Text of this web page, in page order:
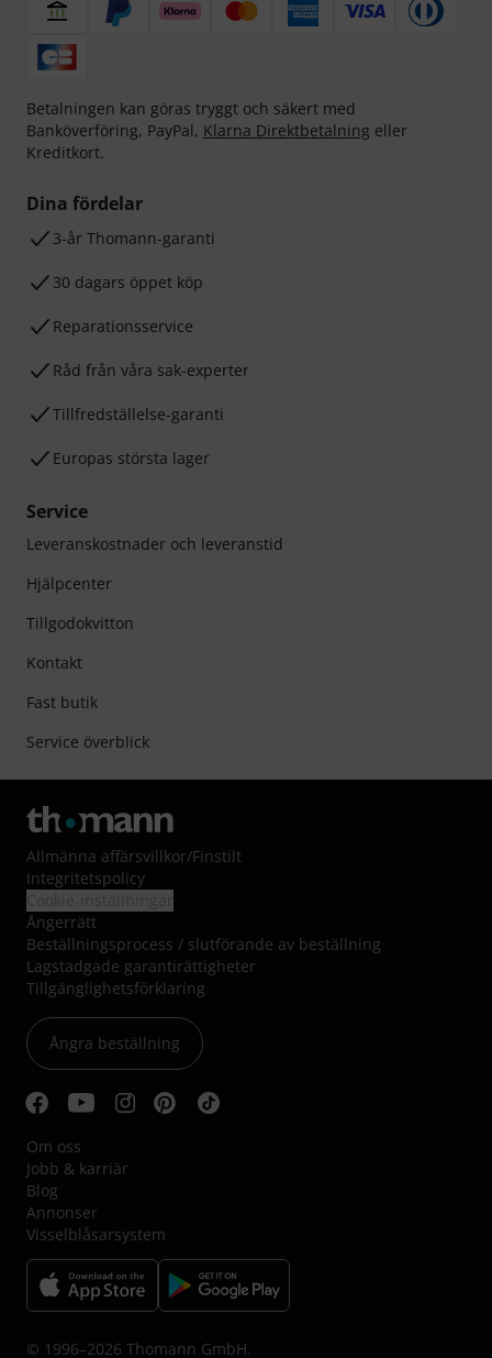
Betalningen kan göras tryggt och säkert med
Banköverföring, PayPal, Klarna Direktbetalning eller
Kreditkort.
Dina fördelar
3-år Thomann-garanti
30 dagars öppet köp
Reparationsservice
Råd från våra sak-experter
Tillfredställelse-garanti
Europas största lager
Service
Leveranskostnader och leveranstid
Hjälpcenter
Tillgodokvitton
Kontakt
Fast butik
Service överblick
Allmänna affärsvillkor/Finstilt
Integritetspolicy
Ångerrätt
Beställningsprocess / slutförande av beställning
Lagstadgade garantirättigheter
Tillgänglighetsförklaring
Ångra beställning
Om oss
Jobb & karriär
Blog
Annonser
Visselblåsarsystem
© 1996–2026 Thomann GmbH.